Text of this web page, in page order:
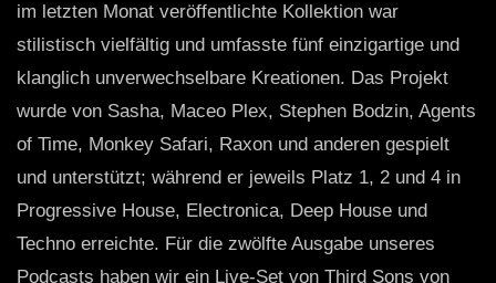
im letzten Monat veröffentlichte Kollektion war
stilistisch vielfältig und umfasste fünf einzigartige und
klanglich unverwechselbare Kreationen. Das Projekt
wurde von Sasha, Maceo Plex, Stephen Bodzin, Agents
of Time, Monkey Safari, Raxon und anderen gespielt
und unterstützt; während er jeweils Platz 1, 2 und 4 in
Progressive House, Electronica, Deep House und
Techno erreichte. Für die zwölfte Ausgabe unseres
Podcasts haben wir ein Live-Set von Third Sons von